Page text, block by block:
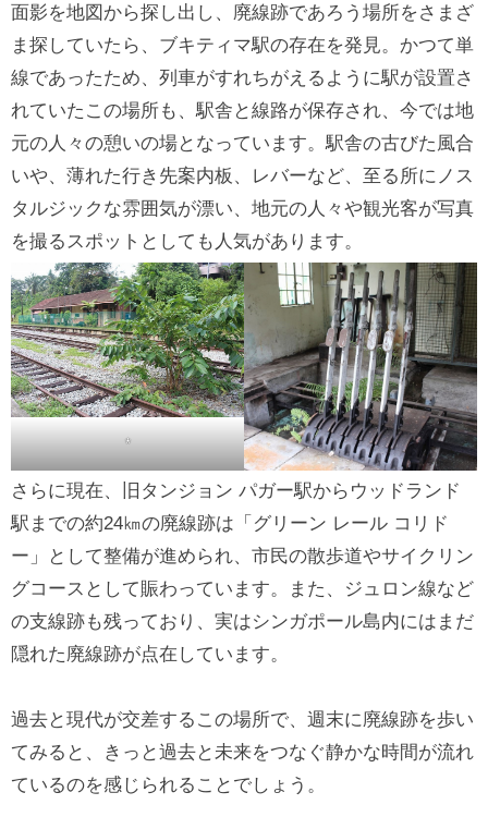
面影を地図から探し出し、廃線跡であろう場所をさまざ
ま探していたら、ブキティマ駅の存在を発見。かつて単
線であったため、列車がすれちがえるように駅が設置さ
れていたこの場所も、駅舎と線路が保存され、今では地
元の人々の憩いの場となっています。駅舎の古びた風合
いや、薄れた行き先案内板、レバーなど、至る所にノス
タルジックな雰囲気が漂い、地元の人々や観光客が写真
を撮るスポットとしても人気があります。
*
さらに現在、旧タンジョン パガー駅からウッドランド
駅までの約24㎞の廃線跡は「グリーン レール コリド
ー」として整備が進められ、市民の散歩道やサイクリン
グコースとして賑わっています。また、ジュロン線など
の支線跡も残っており、実はシンガポール島内にはまだ
隠れた廃線跡が点在しています。
過去と現代が交差するこの場所で、週末に廃線跡を歩い
てみると、きっと過去と未来をつなぐ静かな時間が流れ
ているのを感じられることでしょう。